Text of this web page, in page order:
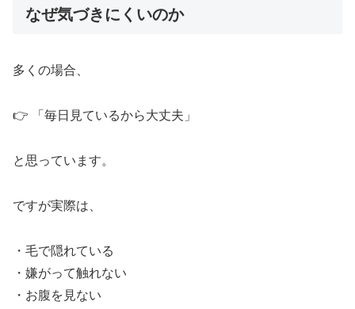
なぜ気づきにくいのか
多くの場合、
👉 「毎日見ているから大丈夫」
と思っています。
ですが実際は、
・毛で隠れている
・嫌がって触れない
・お腹を見ない